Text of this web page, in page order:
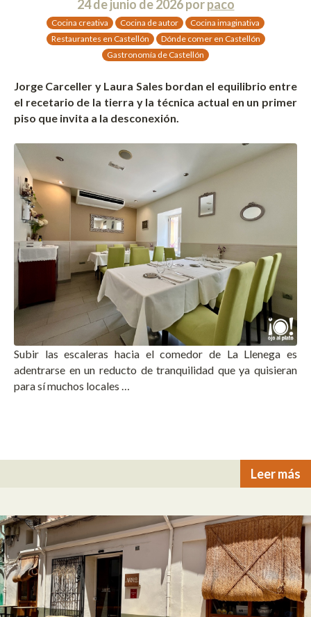
24 de junio de 2026porpaco
Cocina creativa Cocina de autor
Cocina imaginativa
Restaurantes en Castellón
Dónde comer en Castellón
Gastronomía de Castellón
Jorge Carceller y Laura Sales bordan el equilibrio entre
el recetario de la tierra y la técnica actual en un primer
piso que invita a la desconexión.
Subir las escaleras hacia el comedor de La Llenega es
adentrarse en un reducto de tranquilidad que ya quisieran
para sí muchos locales …
Leer más